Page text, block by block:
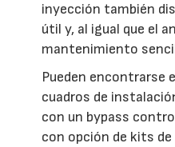
inyección también
útil y, al igual que el
mantenimiento
Pueden encontrarse
cuadros de
con un bypass
con opción de kits